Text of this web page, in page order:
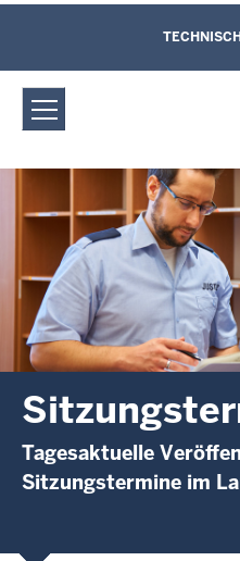
Landgericht
Sitzungstermine
Direkt zum Inhalt
Leichte Sprache,
und Kontaktformular
Tagesaktuelle
Sitzungstermine im